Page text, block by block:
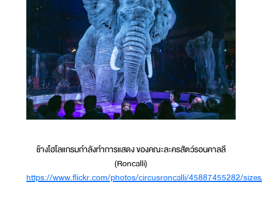
ช้างโฮโลแกรมกำลังทำการแสดง ของคณะละครสัตว์รอนคาลลี
(Roncalli)
https://www.flickr.com/photos/circusroncalli/45887455282/